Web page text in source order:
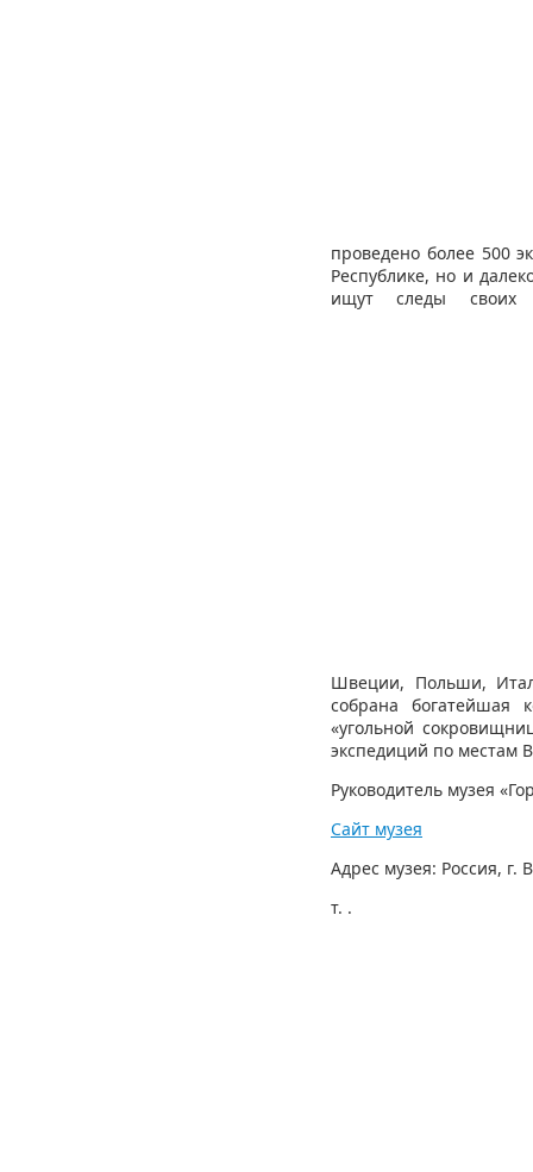
проведено более 500
Республике, но и
ищут следы своих
Швеции, Польши,
собрана богатейшая
«угольной
экспедиций по местам
Руководитель музея
Сайт музея
Адрес музея: Россия, г.
т. .